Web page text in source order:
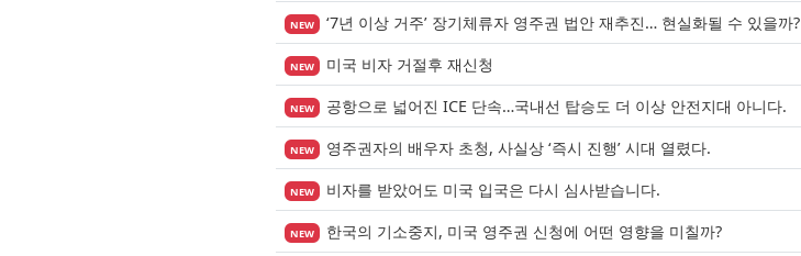
NEW ‘7년 이상 거주’ 장기체류자 영주권 법안 재추진… 현실화될 수 있을까?
NEW 미국 비자 거절후 재신청
NEW 공항으로 넓어진 ICE 단속…국내선 탑승도 더 이상 안전지대 아니다.
NEW 영주권자의 배우자 초청, 사실상 ‘즉시 진행’ 시대 열렸다.
NEW 비자를 받았어도 미국 입국은 다시 심사받습니다.
NEW 한국의 기소중지, 미국 영주권 신청에 어떤 영향을 미칠까?